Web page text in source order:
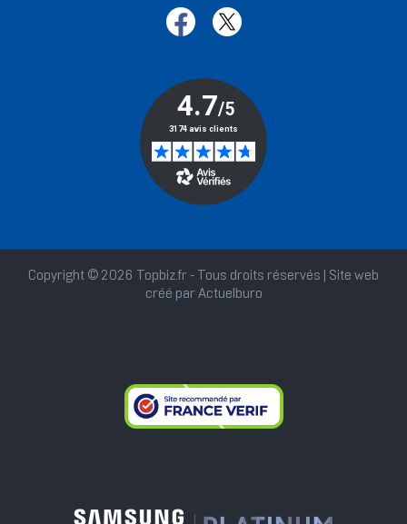
Copyright © 2026 Topbiz.fr - Tous droits réservés | Site web
créé par Actuelburo